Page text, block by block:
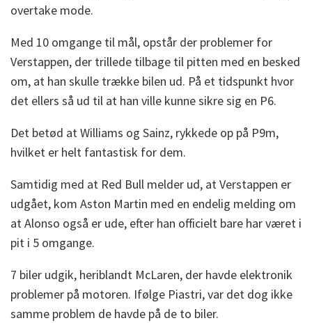
overtake mode.
Med 10 omgange til mål, opstår der problemer for
Verstappen, der trillede tilbage til pitten med en besked
om, at han skulle trække bilen ud. På et tidspunkt hvor
det ellers så ud til at han ville kunne sikre sig en P6.
Det betød at Williams og Sainz, rykkede op på P9m,
hvilket er helt fantastisk for dem.
Samtidig med at Red Bull melder ud, at Verstappen er
udgået, kom Aston Martin med en endelig melding om
at Alonso også er ude, efter han officielt bare har været i
pit i 5 omgange.
7 biler udgik, heriblandt McLaren, der havde elektronik
problemer på motoren. Ifølge Piastri, var det dog ikke
samme problem de havde på de to biler.